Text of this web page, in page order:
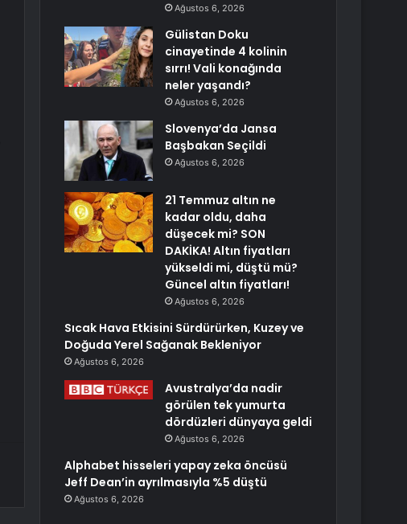
Ağustos 6, 2026
Gülistan Doku
cinayetinde 4 kolinin
sırrı! Vali konağında
neler yaşandı?
Ağustos 6, 2026
Slovenya’da Jansa
Başbakan Seçildi
Ağustos 6, 2026
21 Temmuz altın ne
kadar oldu, daha
düşecek mi? SON
DAKİKA! Altın fiyatları
yükseldi mi, düştü mü?
Güncel altın fiyatları!
Ağustos 6, 2026
Sıcak Hava Etkisini Sürdürürken, Kuzey ve
Doğuda Yerel Sağanak Bekleniyor
Ağustos 6, 2026
Avustralya’da nadir
görülen tek yumurta
dördüzleri dünyaya geldi
Ağustos 6, 2026
Alphabet hisseleri yapay zeka öncüsü
Jeff Dean’in ayrılmasıyla %5 düştü
Ağustos 6, 2026